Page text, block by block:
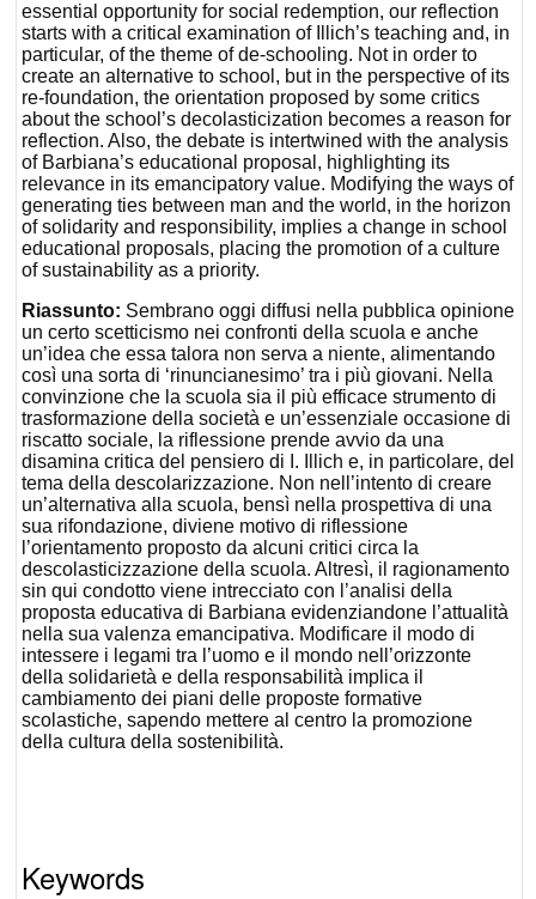
essential opportunity for social redemption, our reflection
starts with a critical examination of Illich’s teaching and, in
particular, of the theme of de-schooling. Not in order to
create an alternative to school, but in the perspective of its
re-foundation, the orientation proposed by some critics
about the school’s decolasticization becomes a reason for
reflection. Also, the debate is intertwined with the analysis
of Barbiana’s educational proposal, highlighting its
relevance in its emancipatory value. Modifying the ways of
generating ties between man and the world, in the horizon
of solidarity and responsibility, implies a change in school
educational proposals, placing the promotion of a culture
of sustainability as a priority.
Riassunto: Sembrano oggi diffusi nella pubblica opinione
un certo scetticismo nei confronti della scuola e anche
un’idea che essa talora non serva a niente, alimentando
così una sorta di ‘rinuncianesimo’ tra i più giovani. Nella
convinzione che la scuola sia il più efficace strumento di
trasformazione della società e un’essenziale occasione di
riscatto sociale, la riflessione prende avvio da una
disamina critica del pensiero di I. Illich e, in particolare, del
tema della descolarizzazione. Non nell’intento di creare
un’alternativa alla scuola, bensì nella prospettiva di una
sua rifondazione, diviene motivo di riflessione
l’orientamento proposto da alcuni critici circa la
descolasticizzazione della scuola. Altresì, il ragionamento
sin qui condotto viene intrecciato con l’analisi della
proposta educativa di Barbiana evidenziandone l’attualità
nella sua valenza emancipativa. Modificare il modo di
intessere i legami tra l’uomo e il mondo nell’orizzonte
della solidarietà e della responsabilità implica il
cambiamento dei piani delle proposte formative
scolastiche, sapendo mettere al centro la promozione
della cultura della sostenibilità.
Keywords